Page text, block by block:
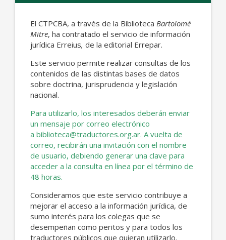
El CTPCBA, a través de la Biblioteca Bartolomé
Mitre, ha contratado el servicio de información
jurídica Erreius, de la editorial Errepar.
Este servicio permite realizar consultas de los
contenidos de las distintas bases de datos
sobre doctrina, jurisprudencia y legislación
nacional.
Para utilizarlo, los interesados deberán enviar
un mensaje por correo electrónico
a biblioteca@traductores.org.ar. A vuelta de
correo, recibirán una invitación con el nombre
de usuario, debiendo generar una clave para
acceder a la consulta en línea por el término de
48 horas.
Consideramos que este servicio contribuye a
mejorar el acceso a la información jurídica, de
sumo interés para los colegas que se
desempeñan como peritos y para todos los
traductores públicos que quieran utilizarlo.